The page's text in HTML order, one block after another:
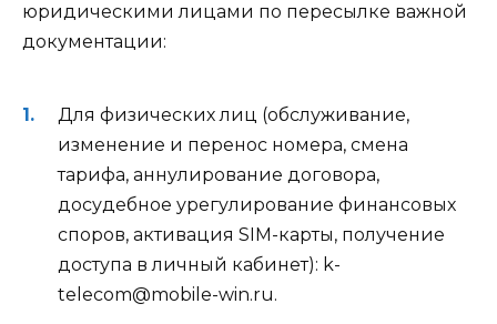
юридическими лицами по пересылке важной
документации:
Для физических лиц (обслуживание,
изменение и перенос номера, смена
тарифа, аннулирование договора,
досудебное урегулирование финансовых
споров, активация SIM-карты, получение
доступа в личный кабинет): k-
telecom@mobile-win.ru.